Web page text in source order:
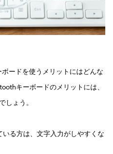
ードを使うメリットにはどんな
キーボードのメリットには、
しょう。
る方は、文字入力がしやすくな